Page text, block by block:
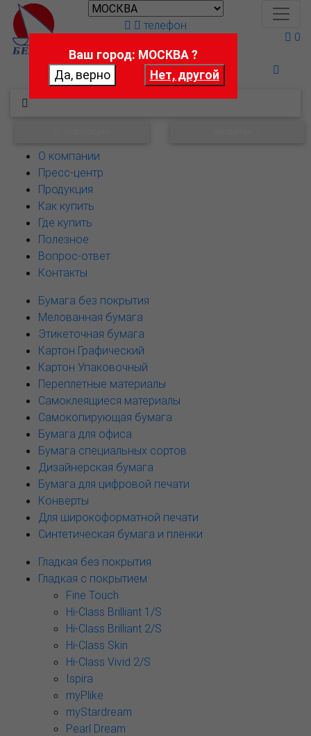
Поможем выбрать
телефон
0
О компании
Пресс-центр
Продукция
Как купить
Где купить
Полезное
Вопрос-ответ
Контакты
Бумага без покрытия
Мелованная бумага
Этикеточная бумага
Картон Графический
Картон Упаковочный
Переплетные материалы
Самоклеящиеся материалы
Самокопирующая бумага
Бумага для офиса
Бумага специальных сортов
Дизайнерская бумага
Бумага для цифровой печати
Конверты
Для широкоформатной печати
Синтетическая бумага и пленки
Гладкая без покрытия
Гладкая с покрытием
Fine Touch
Hi-Class Brilliant 1/S
Hi-Class Brilliant 2/S
Hi-Class Skin
Hi-Class Vivid 2/S
Ispira
myPlike
myStardream
Pearl Dream
Ваш город: МОСКВА ?